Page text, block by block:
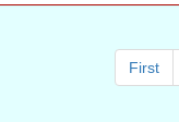
First